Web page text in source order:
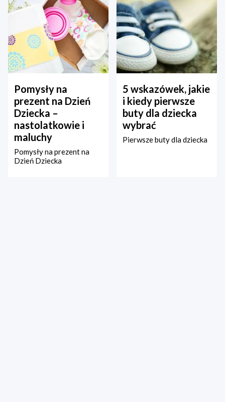
Pomysły na
prezent na Dzień
Dziecka –
nastolatkowie i
maluchy
Pomysły na prezent na
Dzień Dziecka
5 wskazówek, jakie
i kiedy pierwsze
buty dla dziecka
wybrać
Pierwsze buty dla dziecka